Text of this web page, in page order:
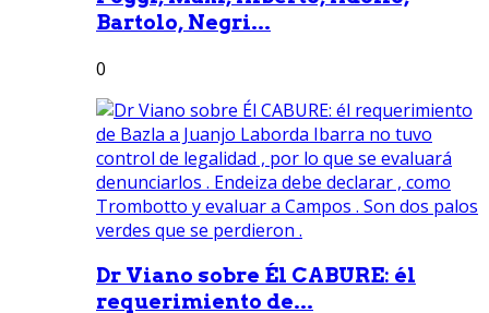
Bartolo, Negri...
0
Dr Viano sobre Él CABURE: él
requerimiento de...